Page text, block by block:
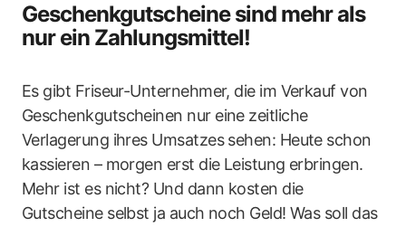
Geschenkgutscheine sind mehr als
nur ein Zahlungsmittel!
Es gibt Friseur-Unternehmer, die im Verkauf von
Geschenkgutscheinen nur eine zeitliche
Verlagerung ihres Umsatzes sehen: Heute schon
kassieren – morgen erst die Leistung erbringen.
Mehr ist es nicht? Und dann kosten die
Gutscheine selbst ja auch noch Geld! Was soll das